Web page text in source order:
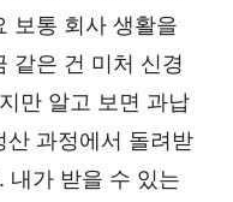
보통 회사 생활을
같은 건 미처 신경
만 알고 보면 과납
산 과정에서 돌려받
내가 받을 수 있는